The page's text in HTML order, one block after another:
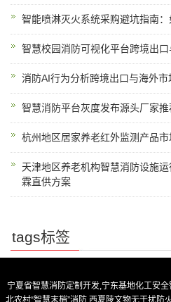
智能喷淋灭火系统采购避坑指南
智慧校园消防可视化平台跨境出
消防AI行为分析跨境出口与海外
智慧消防平台灰度发布源头厂家
杭州地区居家养老红外监测产品
天津地区养老机构智慧消防设施
霖直供方案
tags标签
宁夏省智慧消防定制开发,宁东基地化工安
北农村“智慧末梢”消防,西夏陵文物无干扰防